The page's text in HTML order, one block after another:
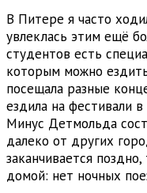
В Питере я часто
увлеклась этим ещё
студентов есть
которым можно
посещала разные
ездила на фестивали
Минус Детмольда
далеко от других
заканчивается
домой: нет ночных